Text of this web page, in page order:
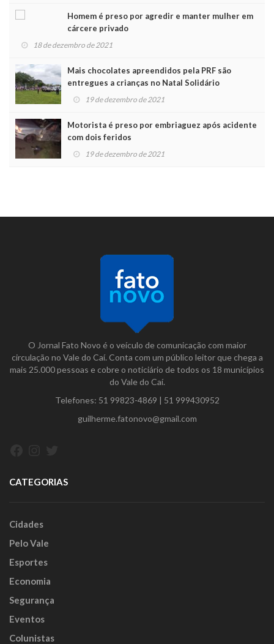
Homem é preso por agredir e manter mulher em
cárcere privado
18 de dezembro de 2021
Mais chocolates apreendidos pela PRF são
entregues a crianças no Natal Solidário
19 de dezembro de 2021
Motorista é preso por embriaguez após acidente
com dois feridos
19 de dezembro de 2021
O Jornal Fato Novo é o veículo de comunicação com maior
circulação no Vale do Caí. Conta com um público leitor que chega a
mais 25.000 pessoas e cobre o noticiário de todos os 18 municípios
do Vale do Caí.
Telefones: 51 99823-4869 | 51 999430952
guilherme.fatonovo@gmail.com
CATEGORIAS
Cidades
Pelo Vale
Esportes
Economia
Segurança
Eventos
Colunistas